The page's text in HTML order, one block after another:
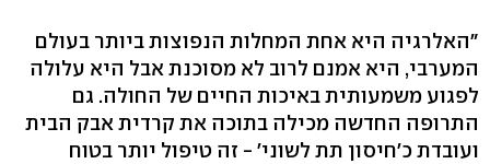
"האלרגיה היא אחת המחלות הנפוצות ביותר בעולם
המערבי, היא אמנם לרוב לא מסוכנת אבל היא עלולה
לפגוע משמעותית באיכות החיים של החולה. גם
התרופה החדשה מכילה בתוכה את קרדית אבק הבית
ועובדת כ'חיסון תת לשוני' - זה טיפול יותר בטוח